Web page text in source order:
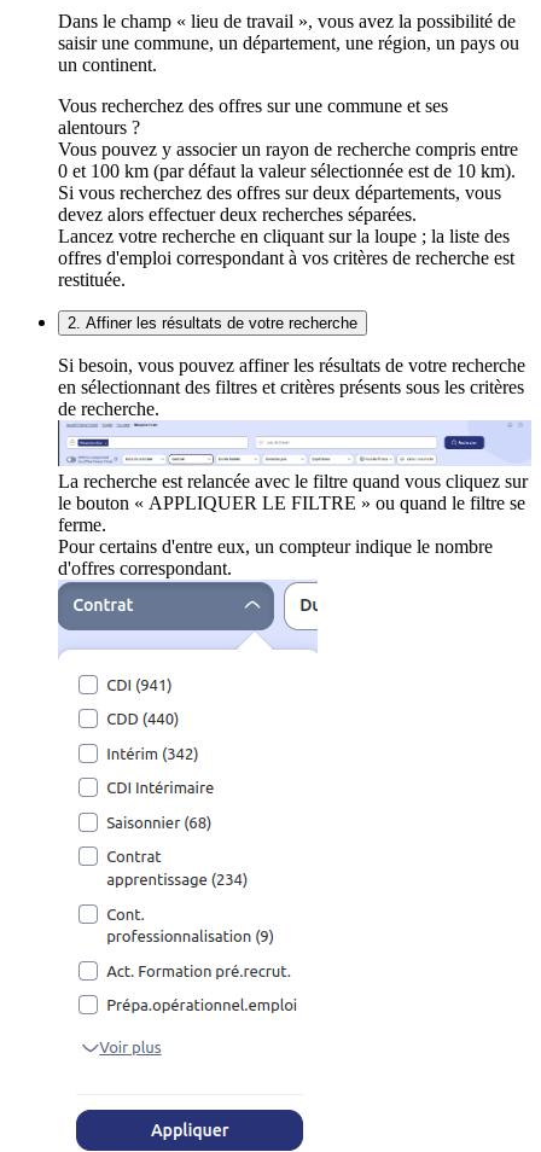
Dans le champ « lieu de travail », vous avez la possibilité de
saisir une commune, un département, une région, un pays ou
un continent.
Vous recherchez des offres sur une commune et ses
alentours ?
Vous pouvez y associer un rayon de recherche compris entre
0 et 100 km (par défaut la valeur sélectionnée est de 10 km).
Si vous recherchez des offres sur deux départements, vous
devez alors effectuer deux recherches séparées.
Lancez votre recherche en cliquant sur la loupe ; la liste des
offres d'emploi correspondant à vos critères de recherche est
restituée.
2. Affiner les résultats de votre recherche
Si besoin, vous pouvez affiner les résultats de votre recherche
en sélectionnant des filtres et critères présents sous les critères
de recherche.
La recherche est relancée avec le filtre quand vous cliquez sur
le bouton « APPLIQUER LE FILTRE » ou quand le filtre se
ferme.
Pour certains d'entre eux, un compteur indique le nombre
d'offres correspondant.